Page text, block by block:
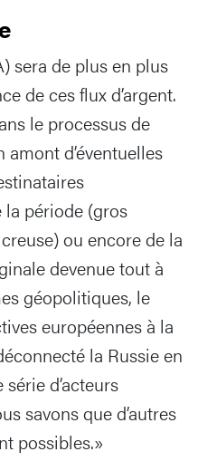
sera de plus en plus
de ces flux d’argent.
le processus de
amont d’éventuelles
la période (gros
ou encore de la
devenue tout à
géopolitiques, le
européennes à la
la Russie en
d’acteurs
savons que d’autres
possibles.»